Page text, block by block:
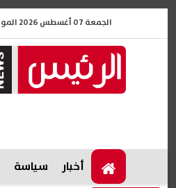
الجمعة 07 أغسطس 2026 الموافق 24 صفر 1448
أخبار سياسة